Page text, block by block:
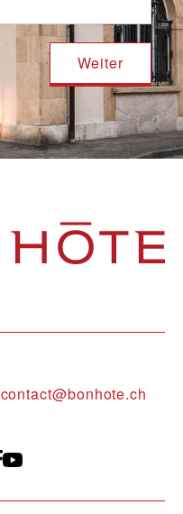
contact@bonhote.ch